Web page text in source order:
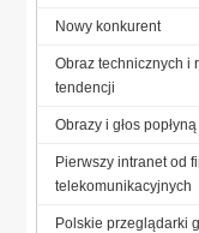
Nowy konkurent
Obraz technicznych i
tendencji
Obrazy i głos
Pierwszy intranet od
telekomunikacyjnych
Polskie przeglądarki